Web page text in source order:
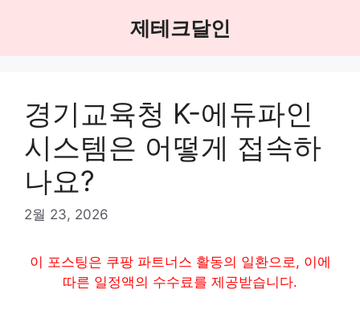
제테크달인
경기교육청 K-에듀파인
시스템은 어떻게 접속하
나요?
2월 23, 2026
이 포스팅은 쿠팡 파트너스 활동의 일환으로, 이에
따른 일정액의 수수료를 제공받습니다.